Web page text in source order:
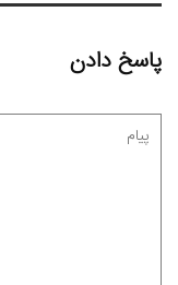
پاسخ دادن